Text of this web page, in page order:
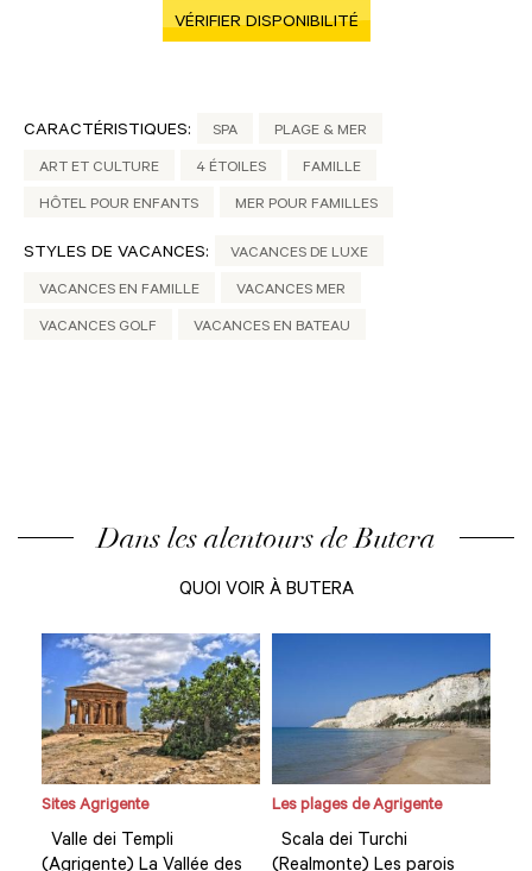
VÉRIFIER DISPONIBILITÉ
CARACTÉRISTIQUES: SPA PLAGE & MER
ART ET CULTURE 4 ÉTOILES FAMILLE
HÔTEL POUR ENFANTS MER POUR FAMILLES
STYLES DE VACANCES: VACANCES DE LUXE
VACANCES EN FAMILLE VACANCES MER
VACANCES GOLF VACANCES EN BATEAU
Dans les alentours de Butera
QUOI VOIR À BUTERA
Sites Agrigente
Valle dei Templi
Les plages de Agrigente
Scala dei Turchi